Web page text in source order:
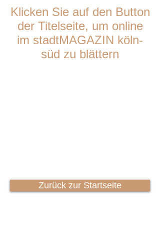
Klicken Sie auf den Button
der Titelseite, um online
im stadtMAGAZIN köln-
süd zu blättern
Zurück zur Startseite